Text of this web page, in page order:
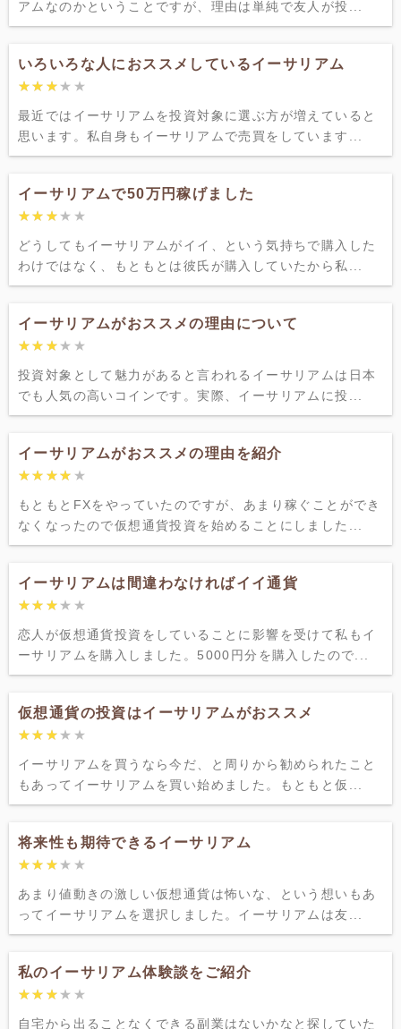
アムなのかということですが、理由は単純で友人が投...
いろいろな人におススメしているイーサリアム
★★★★★
★★★★★
最近ではイーサリアムを投資対象に選ぶ方が増えていると
思います。私自身もイーサリアムで売買をしています...
イーサリアムで50万円稼げました
★★★★★
★★★★★
どうしてもイーサリアムがイイ、という気持ちで購入した
わけではなく、もともとは彼氏が購入していたから私...
イーサリアムがおススメの理由について
★★★★★
★★★★★
投資対象として魅力があると言われるイーサリアムは日本
でも人気の高いコインです。実際、イーサリアムに投...
イーサリアムがおススメの理由を紹介
★★★★★
★★★★★
もともとFXをやっていたのですが、あまり稼ぐことができ
なくなったので仮想通貨投資を始めることにしました...
イーサリアムは間違わなければイイ通貨
★★★★★
★★★★★
恋人が仮想通貨投資をしていることに影響を受けて私もイ
ーサリアムを購入しました。5000円分を購入したので...
仮想通貨の投資はイーサリアムがおススメ
★★★★★
★★★★★
イーサリアムを買うなら今だ、と周りから勧められたこと
もあってイーサリアムを買い始めました。もともと仮...
将来性も期待できるイーサリアム
★★★★★
★★★★★
あまり値動きの激しい仮想通貨は怖いな、という想いもあ
ってイーサリアムを選択しました。イーサリアムは友...
私のイーサリアム体験談をご紹介
★★★★★
★★★★★
自宅から出ることなくできる副業はないかなと探していた